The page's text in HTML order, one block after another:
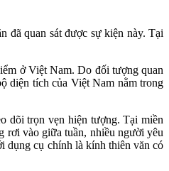
đã quan sát được sự kiện này. Tại
ở Việt Nam. Do đối tượng quan
diện tích của Việt Nam nằm trong
dõi trọn vẹn hiện tượng. Tại miền
rơi vào giữa tuần, nhiều người yêu
dụng cụ chính là kính thiên văn có